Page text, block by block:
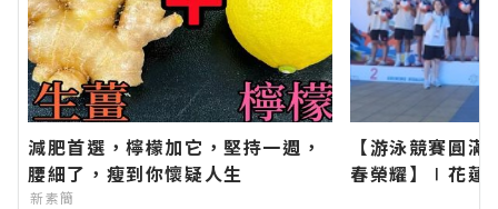
減肥首選，檸檬加它，堅持一週，
腰細了，瘦到你懷疑人生
新素簡
【游泳競賽圓
春榮耀】∣花蓮